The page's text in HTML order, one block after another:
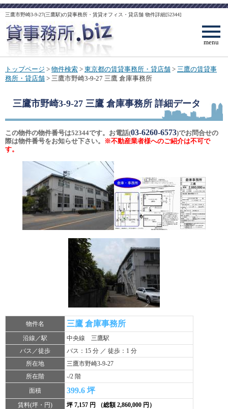
三鷹市野崎3-9-27(三鷹駅)の貸事務所・賃貸オフィス・貸店舗 物件詳細[52344]
menu
トップページ > 物件検索 > 東京都の賃貸事務所・貸店舗 > 三鷹の賃貸事
務所・貸店舗 > 三鷹市野崎3-9-27 三鷹 倉庫事務所
三鷹市野崎3-9-27 三鷹 倉庫事務所 詳細データ
この物件の物件番号は52344です。お電話(03-6260-6573)でお問合せの
際は物件番号をお知らせ下さい。
※不動産業者様へのご紹介は不可で
す。
物件名 三鷹 倉庫事務所
沿線／駅
中央線 三鷹駅
バス／徒歩
バス：15 分 ／ 徒歩：1 分
所在地
三鷹市野崎3-9-27
所在階
-/2 階
面積
399.6 坪
賃料(坪・円)
坪 7,157 円 （総額 2,860,000 円）